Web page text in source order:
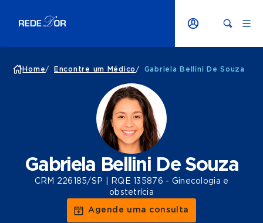
Home/ Encontre um Médico / Gabriela Bellini De Souza
Gabriela Bellini De Souza
CRM 226185/SP | RQE 135876 - Ginecologia e
obstetrícia
Agende uma consulta